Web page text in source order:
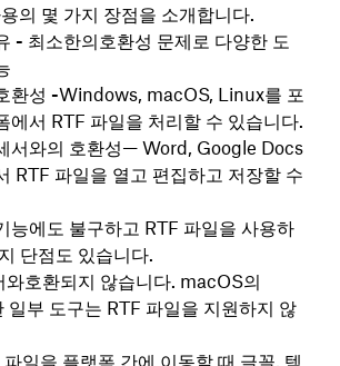
의 몇 가지 장점을 소개합니다.
- 최소한의호환성 문제로 다양한 도
환성 -Windows, macOS, Linux를 포
에서 RTF 파일을 처리할 수 있습니다.
서와의 호환성— Word, Google Docs
RTF 파일을 열고 편집하고 저장할 수
능에도 불구하고 RTF 파일을 사용하
단점도 있습니다.
와호환되지 않습니다. macOS의
일부 도구는 RTF 파일을 지원하지 않
파일을 플랫폼 간에 이동할 때 글꼴, 텍